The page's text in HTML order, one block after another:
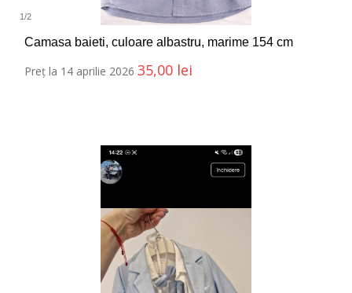
1 /2
Camasa baieti, culoare albastru, marime 154 cm
Preț la 14 aprilie 2026 35,00 lei